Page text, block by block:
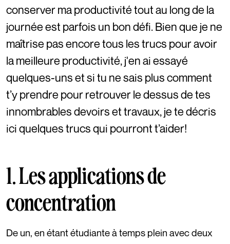
conserver ma productivité tout au long de la
journée est parfois un bon défi. Bien que je ne
maîtrise pas encore tous les trucs pour avoir
la meilleure productivité, j'en ai essayé
quelques-uns et si tu ne sais plus comment
t’y prendre pour retrouver le dessus de tes
innombrables devoirs et travaux, je te décris
ici quelques trucs qui pourront t’aider!
1. Les applications de
concentration
De un, en étant étudiante à temps plein avec deux